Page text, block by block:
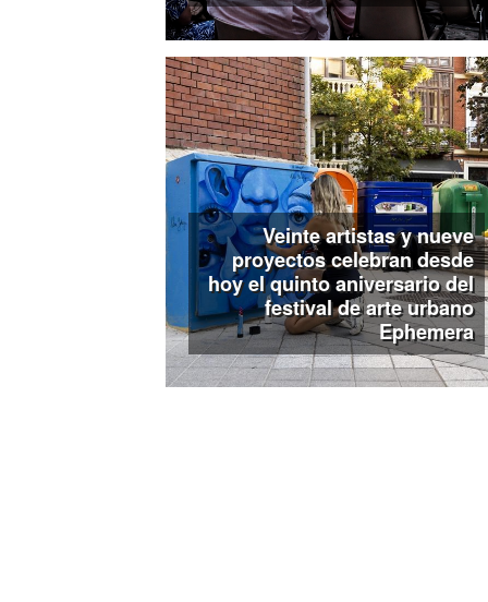
Veinte artistas y nueve
proyectos celebran desde
hoy el quinto aniversario del
festival de arte urbano
Ephemera